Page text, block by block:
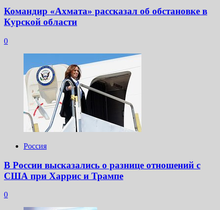
Командир «Ахмата» рассказал об обстановке в
Курской области
0
Россия
В России высказались о разнице отношений с
США при Харрис и Трампе
0